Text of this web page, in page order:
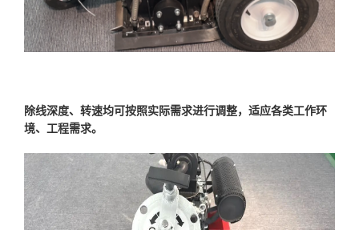
除线深度、转速均可按照实际需求进行调整，适应各类工作环
境、工程需求。